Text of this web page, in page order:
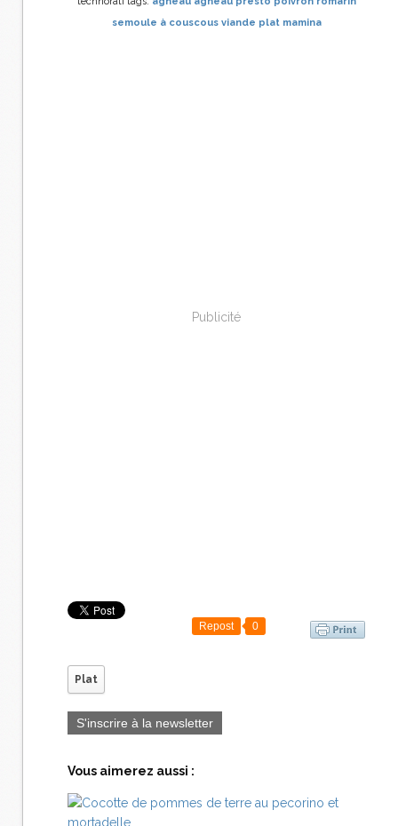
semoule à couscous viande plat mamina
Publicité
Repost 0
Plat
S'inscrire à la newsletter
Vous aimerez aussi :